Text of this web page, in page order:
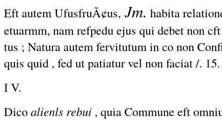
Eft autem UfusfruÃ¢us, Jm. habita
etuarmm, nam refpedu ejus qui debet non
tus ; Natura autem fervitutum in co non
quis quid , fed ut patiatur vel non faciat /.
I V.
Dicoalienls rebui , quia Commune eft